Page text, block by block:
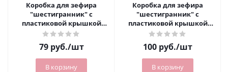
Коробка для зефира
"шестигранник" с
пластиковой крышкой
180х180х60 мм белая РУ.
79руб./шт
В корзину
Коробка для зефира
"шестигранник" с
пластиковой крышкой
180х180х60 мм золото РУ.
100 руб./шт
В корзину